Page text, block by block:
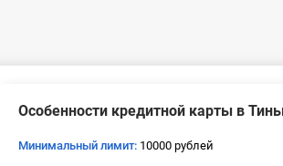
Особенности кредитной карты в
Минимальный лимит: 10000 рублей